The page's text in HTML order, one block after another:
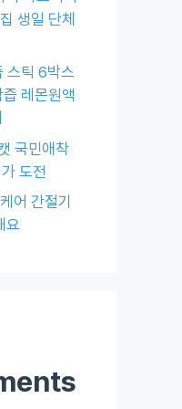
생일 단체
스틱 6박스
레몬원액
국민애착
도전
어 간절기
요